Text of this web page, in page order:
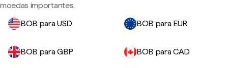
moedas importantes.
BOB para USD
BOB para EUR
BOB para GBP BOB para CAD